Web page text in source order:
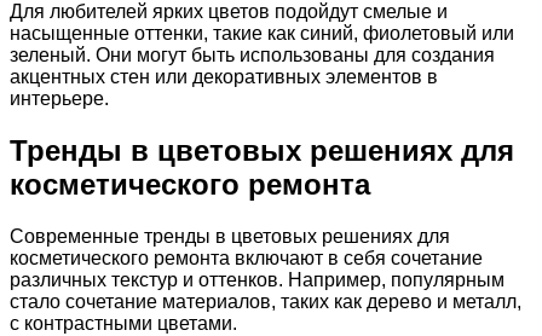
Для любителей ярких цветов подойдут смелые и
насыщенные оттенки, такие как синий, фиолетовый или
зеленый. Они могут быть использованы для создания
акцентных стен или декоративных элементов в
интерьере.
Тренды в цветовых решениях для
косметического ремонта
Современные тренды в цветовых решениях для
косметического ремонта включают в себя сочетание
различных текстур и оттенков. Например, популярным
стало сочетание материалов, таких как дерево и металл,
с контрастными цветами.